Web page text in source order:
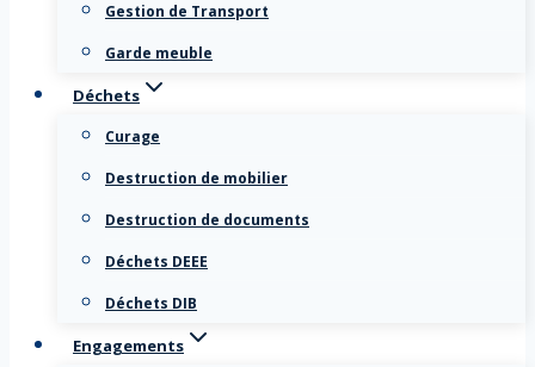
Gestion de Transport
Garde meuble
Déchets
Curage
Destruction de mobilier
Destruction de documents
Déchets DEEE
Déchets DIB
Engagements